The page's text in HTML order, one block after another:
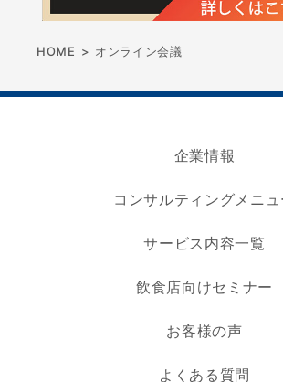
HOME > オンライン会議
企業情報
コンサルティングメニュ
サービス内容一覧
飲食店向けセミナー
お客様の声
よくある質問